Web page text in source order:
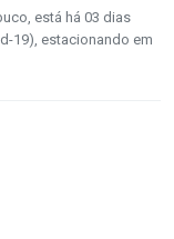
está há 03 dias
19), estacionando em